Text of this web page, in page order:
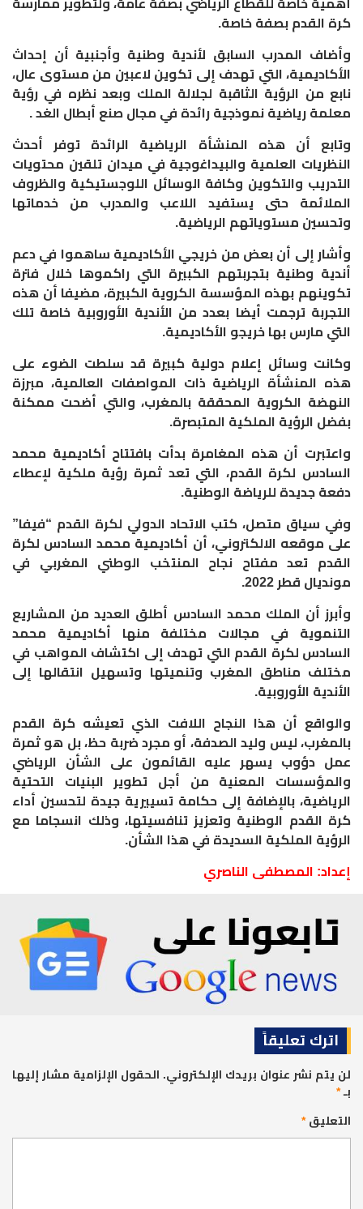
أهمية خاصة للقطاع الرياضي بصفة عامة، ولتطوير ممارسة
كرة القدم بصفة خاصة.
وأضاف المدرب السابق لأندية وطنية وأجنبية أن إحداث
الأكاديمية، التي تهدف إلى تكوين لاعبين من مستوى عال،
نابع من الرؤية الثاقبة لجلالة الملك وبعد نظره في رؤية
معلمة رياضية نموذجية رائدة في مجال صنع أبطال الغد .
وتابع أن هذه المنشأة الرياضية الرائدة توفر أحدث
النظريات العلمية والبيداغوجية في ميدان تلقين محتويات
التدريب والتكوين وكافة الوسائل اللوجستيكية والظروف
الملائمة حتى يستفيد اللاعب والمدرب من خدماتها
وتحسين مستوياتهم الرياضية.
وأشار إلى أن بعض من خريجي الأكاديمية ساهموا في دعم
أندية وطنية بتجربتهم الكبيرة التي راكموها خلال فترة
تكوينهم بهذه المؤسسة الكروية الكبيرة، مضيفا أن هذه
التجربة ترجمت أيضا بعدد من الأندية الأوروبية خاصة تلك
التي مارس بها خريجو الأكاديمية.
وكانت وسائل إعلام دولية كبيرة قد سلطت الضوء على
هذه المنشأة الرياضية ذات المواصفات العالمية، مبرزة
النهضة الكروية المحققة بالمغرب، والتي أضحت ممكنة
بفضل الرؤية الملكية المتبصرة.
واعتبرت أن هذه المغامرة بدأت بافتتاح أكاديمية محمد
السادس لكرة القدم، التي تعد ثمرة رؤية ملكية لإعطاء
دفعة جديدة للرياضة الوطنية.
وفي سياق متصل، كتب الاتحاد الدولي لكرة القدم “فيفا”
على موقعه الالكتروني، أن أكاديمية محمد السادس لكرة
القدم تعد مفتاح نجاح المنتخب الوطني المغربي في
مونديال قطر 2022
.
وأبرز أن الملك محمد السادس أطلق العديد من المشاريع
التنموية في مجالات مختلفة منها أكاديمية محمد
السادس لكرة القدم التي تهدف إلى اكتشاف المواهب في
مختلف مناطق المغرب وتنميتها وتسهيل انتقالها إلى
الأندية الأوروبية.
والواقع أن هذا النجاح اللافت الذي تعيشه كرة القدم
بالمغرب، ليس وليد الصدفة، أو مجرد ضربة حظ، بل هو ثمرة
عمل دؤوب يسهر عليه القائمون على الشأن الرياضي
والمؤسسات المعنية من أجل تطوير البنيات التحتية
الرياضية، بالإضافة إلى حكامة تسييرية جيدة لتحسين أداء
كرة القدم الوطنية وتعزيز تنافسيتها، وذلك انسجاما مع
الرؤية الملكية السديدة في هذا الشأن.
إعداد: المصطفى الناصري
اترك تعليقاً
لن يتم نشر عنوان بريدك الإلكتروني. الحقول الإلزامية مشار إليها
بـ*
التعليق*